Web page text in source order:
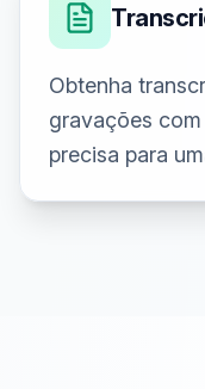
Obtenha
gravações
precisa para